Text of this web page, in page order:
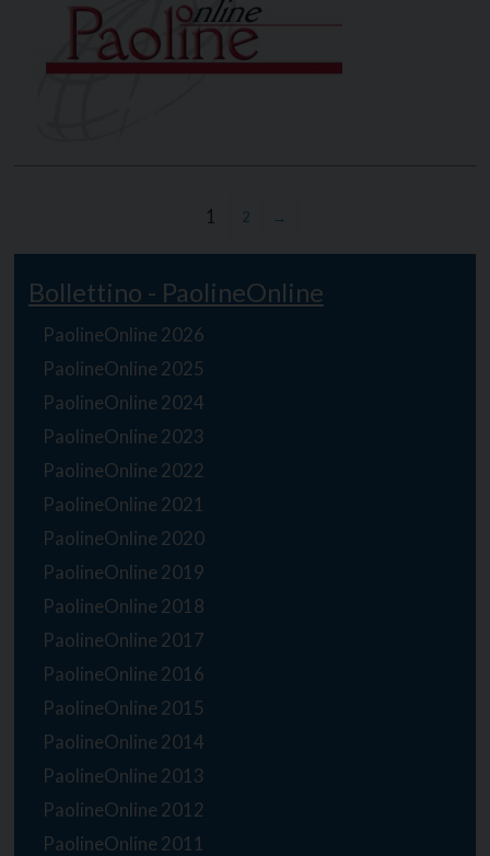
1 2 →
Bollettino - PaolineOnline
PaolineOnline 2026
PaolineOnline 2025
PaolineOnline 2024
PaolineOnline 2023
PaolineOnline 2022
PaolineOnline 2021
PaolineOnline 2020
PaolineOnline 2019
PaolineOnline 2018
PaolineOnline 2017
PaolineOnline 2016
PaolineOnline 2015
PaolineOnline 2014
PaolineOnline 2013
PaolineOnline 2012
PaolineOnline 2011